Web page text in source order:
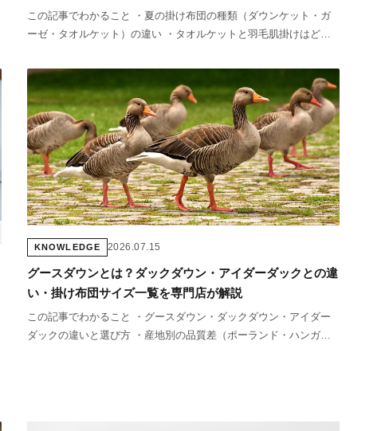
この記事でわかること ・夏の掛け布団の種類（ダウンケット・ガ
ーゼ・タオルケット）の違い ・タオルケットと羽毛肌掛けはどち
も羽毛布団が快適な理由（専門店が解説）
KNOWLEDGE 2026.07.15
グースダウンとは？ダックダウン・アイダーダックとの違
い・掛け布団サイズ一覧を専門店が解説
この記事でわかること ・グースダウン・ダックダウン・アイダー
ダックの違いと選び方 ・産地別の品質差（ポーランド・ハンガリ